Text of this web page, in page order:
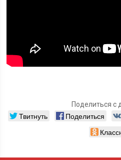
Поделиться с
Твитнуть Поделиться